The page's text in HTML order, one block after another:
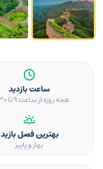
ساعت بازدید
همه روزه از ساعت ۹ تا ۱۶:۳۰
بهترین فصل بازید
بهار و پاییز